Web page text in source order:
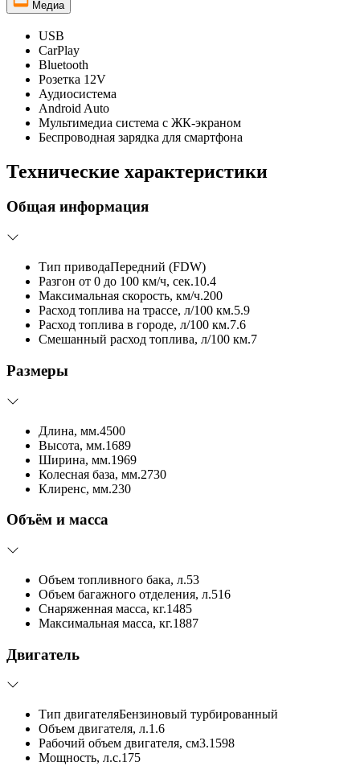
Медиа
USB
CarPlay
Bluetooth
Розетка 12V
Аудиосистема
Android Auto
Мультимедиа система с ЖК-экраном
Беспроводная зарядка для смартфона
Технические характеристики
Общая информация
Тип приводаПередний (FDW)
Разгон от 0 до 100 км/ч, сек.10.4
Максимальная скорость, км/ч.200
Расход топлива на трассе, л/100 км.5.9
Расход топлива в городе, л/100 км.7.6
Смешанный расход топлива, л/100 км.7
Размеры
Длина, мм.4500
Высота, мм.1689
Ширина, мм.1969
Колесная база, мм.2730
Клиренс, мм.230
Объём и масса
Объем топливного бака, л.53
Объем багажного отделения, л.516
Снаряженная масса, кг.1485
Максимальная масса, кг.1887
Двигатель
Тип двигателяБензиновый турбированный
Объем двигателя, л.1.6
Рабочий объем двигателя, см3.1598
Мощность, л.с.175